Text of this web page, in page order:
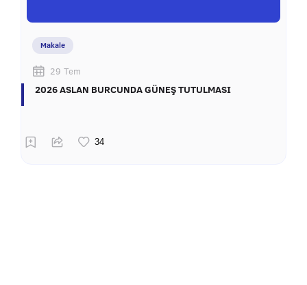
Makale
29 Tem
2026 ASLAN BURCUNDA GÜNEŞ TUTULMASI